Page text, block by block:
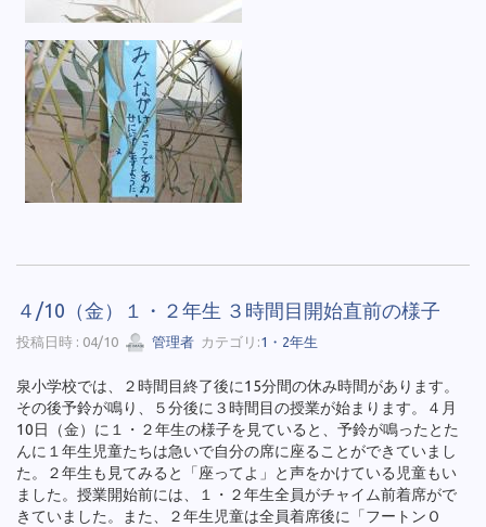
４/10（金）１・２年生 ３時間目開始直前の様子
投稿日時 : 04/10 管理者 カテゴリ:1・2年生
泉小学校では、２時間目終了後に15分間の休み時間があります。
その後予鈴が鳴り、５分後に３時間目の授業が始まります。４月
10日（金）に１・２年生の様子を見ていると、予鈴が鳴ったとた
んに１年生児童たちは急いで自分の席に座ることができていまし
た。２年生も見てみると「座ってよ」と声をかけている児童もい
ました。授業開始前には、１・２年生全員がチャイム前着席がで
きていました。また、２年生児童は全員着席後に「フートンＯ